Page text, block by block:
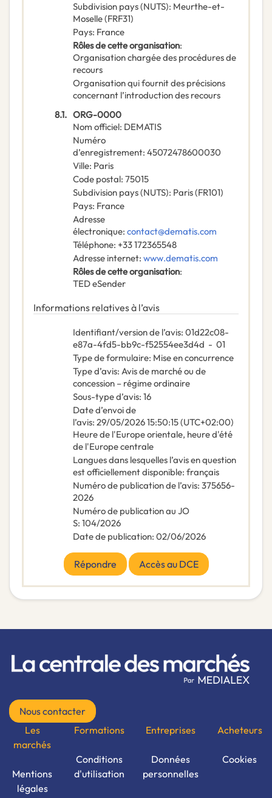
Subdivision pays (NUTS): Meurthe-et-
Moselle(FRF31)
Pays: France
Rôles de cette organisation:
Organisation chargée des procédures de
recours
Organisation qui fournit des précisions
concernant l’introduction des recours
8.1. ORG-0000
Nom officiel: DEMATIS
Numéro
d’enregistrement: 45072478600030
Ville: Paris
Code postal: 75015
Subdivision pays (NUTS): Paris(FR101)
Pays: France
Adresse
électronique: contact@dematis.com
Téléphone: +33 172365548
Adresse internet: www.dematis.com
Rôles de cette organisation:
TED eSender
Informations relatives à l’avis
Identifiant/version de l’avis: 01d22c08-
e87a-4fd5-bb9c-f52554ee3d4d - 01
Type de formulaire: Mise en concurrence
Type d’avis: Avis de marché ou de
concession – régime ordinaire
Sous-type d’avis: 16
Date d’envoi de
l’avis: 29/05/202615:50:15 (UTC+02:00)
Heure de l'Europe orientale, heure d'été
de l'Europe centrale
Langues dans lesquelles l’avis en question
est officiellement disponible: français
Numéro de publication de l’avis: 375656-
2026
Numéro de publication au JO
S: 104/2026
Date de publication: 02/06/2026
Répondre Accès au DCE
Nous contacter
Les
marchés
Mentions
légales
Formations
Conditions
d'utilisation
Entreprises
Données
personnelles
Acheteurs
Cookies